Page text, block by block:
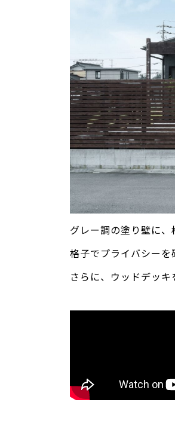
グレー調の塗り壁に
格子でプライバシー
さらに、ウッドデッ